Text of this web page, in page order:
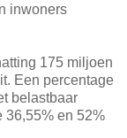
inwoners
175 miljoen
Een percentage
belastbaar
36,55% en 52%